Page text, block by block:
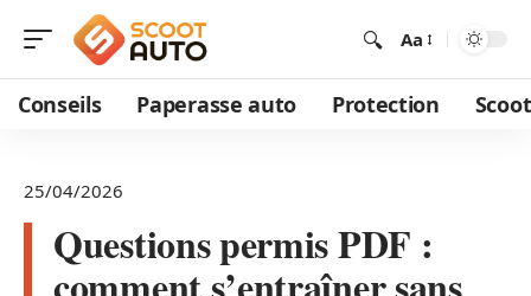
Aa
Conseils Paperasse auto Protection
25/04/2026
Questions permis PDF :